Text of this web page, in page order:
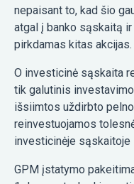
nepaisant to, kad šio
atgal į banko sąskaitą
pirkdamas kitas akcijas.
O investicinė sąskaita
tik galutinis
išsiimtos uždirbto
reinvestuojamos
investicinėje
GPM įstatymo